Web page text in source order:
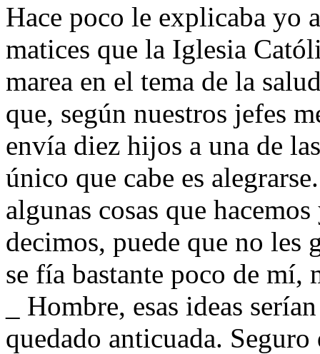
Hace poco le explicaba yo
matices que la Iglesia
marea en el tema de la
que, según nuestros jefes
envía diez hijos a una de
único que cabe es
algunas cosas que
decimos, puede que no les
se fía bastante poco de mí,
_ Hombre, esas ideas
quedado anticuada.